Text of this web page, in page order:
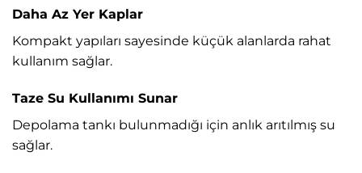
Daha Az Yer Kaplar
Kompakt yapıları sayesinde küçük alanlarda rahat
kullanım sağlar.
Taze Su Kullanımı Sunar
Depolama tankı bulunmadığı için anlık arıtılmış su
sağlar.